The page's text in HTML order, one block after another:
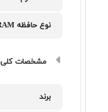
نوع حافظه RAM
مشخصات کلی
برند